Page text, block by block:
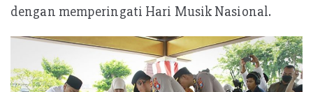
dengan memperingati Hari Musik Nasional.